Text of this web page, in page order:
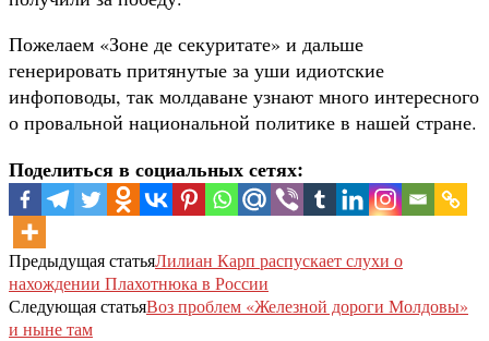
Пожелаем «Зоне де секуритате» и дальше
генерировать притянутые за уши идиотские
инфоповоды, так молдаване узнают много интересного
о провальной национальной политике в нашей стране.
Поделиться в социальных сетях:
Предыдущая статьяЛилиан Карп распускает слухи о
нахождении Плахотнюка в России
Следующая статьяВоз проблем «Железной дороги Молдовы»
и ныне там